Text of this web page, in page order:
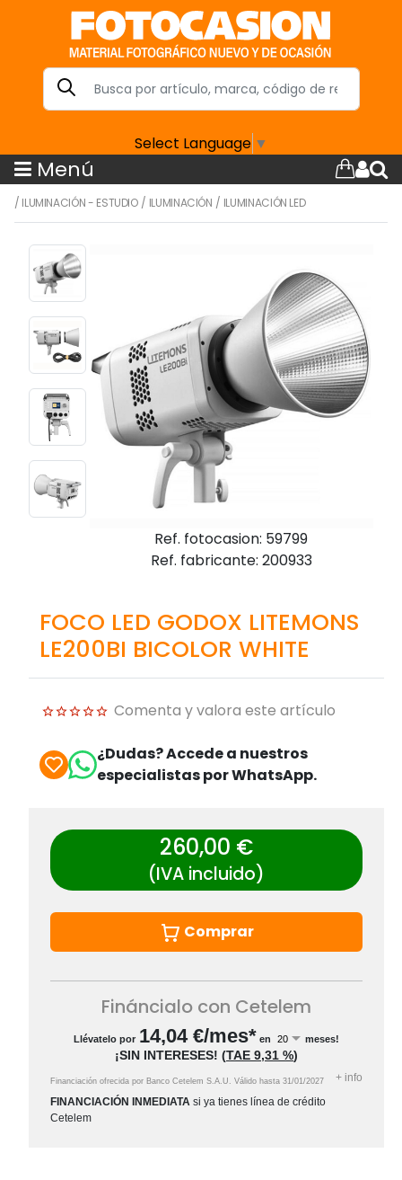
Select Language ▼
Menú
/ ILUMINACIÓN - ESTUDIO/ ILUMINACIÓN / ILUMINACIÓN LED
Ref. fotocasion: 59799
Ref. fabricante: 200933
FOCO LED GODOX LITEMONS
LE200BI BICOLOR WHITE
Comenta y valora este artículo
¿Dudas? Accede a nuestros
especialistas por WhatsApp.
260,00 €
(IVA incluido)
Comprar
Fináncialo con Cetelem
Llévatelo por 14,04€/mes* en meses!
¡SIN INTERESES! (TAE 9,31 %)
Financiación ofrecida por Banco Cetelem S.A.U. Válido hasta 31/01/2027 + info
FINANCIACIÓN INMEDIATA si ya tienes línea de crédito
Cetelem